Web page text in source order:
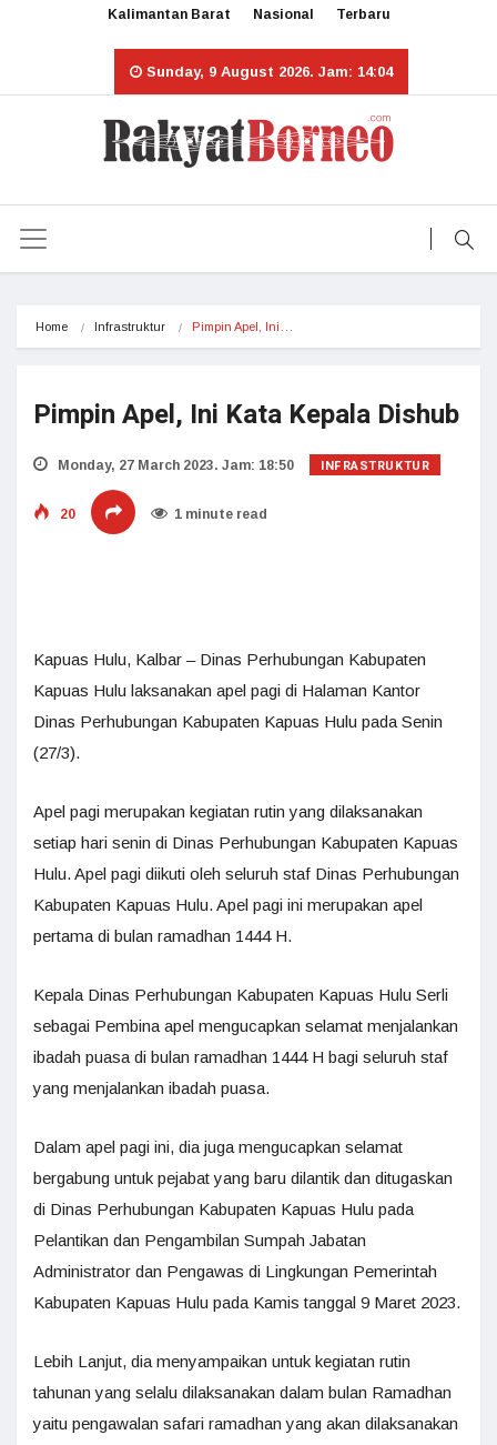
Kalimantan Barat Nasional Terbaru
Sunday, 9 August 2026. Jam: 14:04
Home Infrastruktur Pimpin Apel, Ini…
Pimpin Apel, Ini Kata Kepala Dishub
Monday, 27 March 2023. Jam: 18:50 INFRASTRUKTUR
20 1 minute read
Kapuas Hulu, Kalbar – Dinas Perhubungan Kabupaten
Kapuas Hulu laksanakan apel pagi di Halaman Kantor
Dinas Perhubungan Kabupaten Kapuas Hulu pada Senin
(27/3).
Apel pagi merupakan kegiatan rutin yang dilaksanakan
setiap hari senin di Dinas Perhubungan Kabupaten Kapuas
Hulu. Apel pagi diikuti oleh seluruh staf Dinas Perhubungan
Kabupaten Kapuas Hulu. Apel pagi ini merupakan apel
pertama di bulan ramadhan 1444 H.
Kepala Dinas Perhubungan Kabupaten Kapuas Hulu Serli
sebagai Pembina apel mengucapkan selamat menjalankan
ibadah puasa di bulan ramadhan 1444 H bagi seluruh staf
yang menjalankan ibadah puasa.
Dalam apel pagi ini, dia juga mengucapkan selamat
bergabung untuk pejabat yang baru dilantik dan ditugaskan
di Dinas Perhubungan Kabupaten Kapuas Hulu pada
Pelantikan dan Pengambilan Sumpah Jabatan
Administrator dan Pengawas di Lingkungan Pemerintah
Kabupaten Kapuas Hulu pada Kamis tanggal 9 Maret 2023.
Lebih Lanjut, dia menyampaikan untuk kegiatan rutin
tahunan yang selalu dilaksanakan dalam bulan Ramadhan
yaitu pengawalan safari ramadhan yang akan dilaksanakan